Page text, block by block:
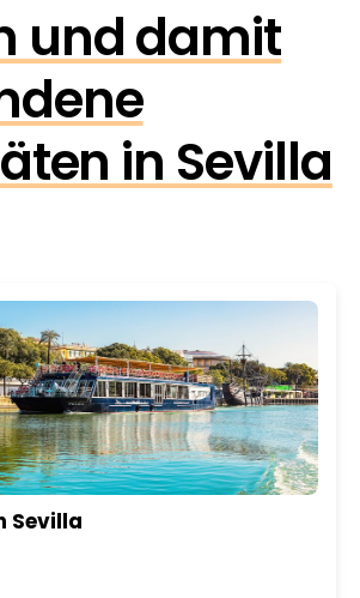
und damit
in Sevilla
Sevilla